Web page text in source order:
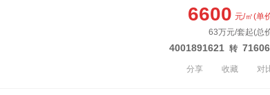
4001891621 转
6600 元/㎡(单
63万元/套起(总
分享 收藏 对